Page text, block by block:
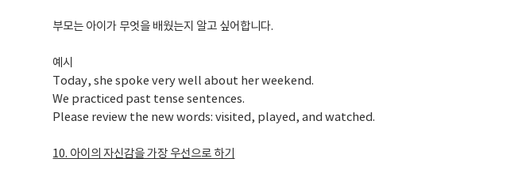
부모는 아이가 무엇을 배웠는지 알고 싶어합니다.
예시
Today, she spoke very well about her weekend.
We practiced past tense sentences.
Please review the new words: visited, played, and watched.
10. 아이의 자신감을 가장 우선으로 하기